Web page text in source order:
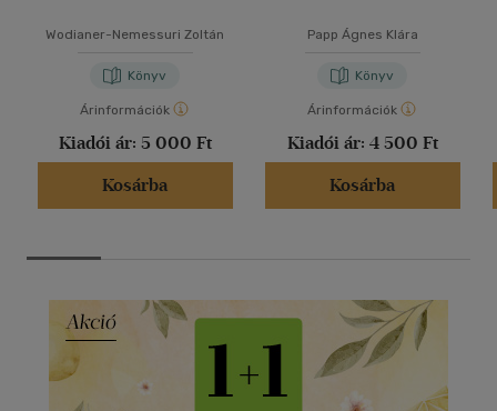
Wodianer-Nemessuri Zoltán
Könyv
Árinformációk
Kiadói ár: 5 000 Ft
Kosárba
Papp Ágnes Klára
Könyv
Árinformációk
Kiadói ár: 4 500 Ft
Kosárba